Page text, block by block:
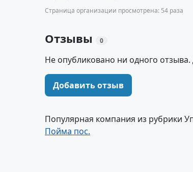
Страница организации просмотрена: 54 раза
Отзывы 0
Не опубликовано ни одного
Добавить отзыв
Популярная компания из рубрики
Пойма пос.